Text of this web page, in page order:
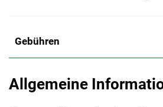
Gebühren
Allgemeine